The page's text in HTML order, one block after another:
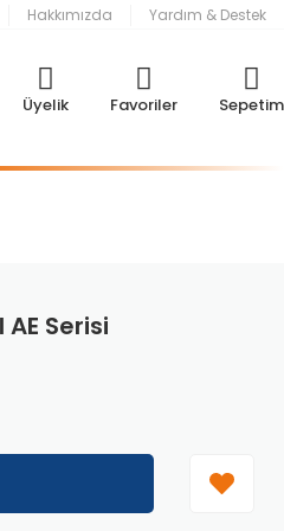
Hakkımızda Yardım & Destek
Üyelik Favoriler Sepetim
Serisi